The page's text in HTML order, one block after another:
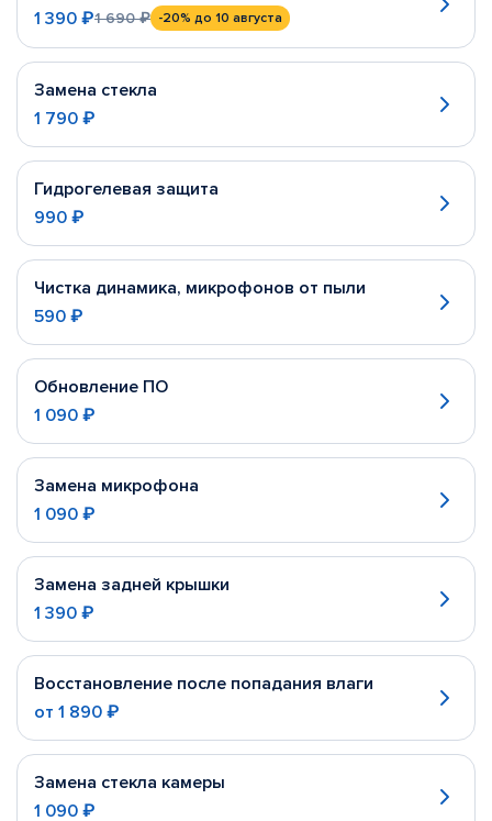
1 390 ₽1 690 ₽ -20% до 10 августа
Замена стекла
1 790 ₽
Гидрогелевая защита
990 ₽
Чистка динамика, микрофонов от пыли
590 ₽
Обновление ПО
1 090 ₽
Замена микрофона
1 090 ₽
Замена задней крышки
1 390 ₽
Восстановление после попадания влаги
от 1 890 ₽
Замена стекла камеры
1 090 ₽